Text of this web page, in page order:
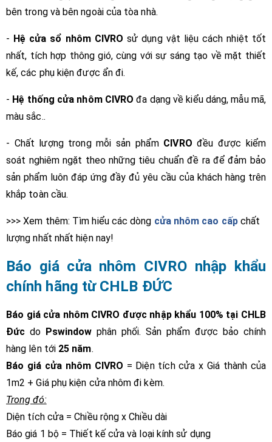
bên trong và bên ngoài của tòa nhà.
- Hệ cửa sổ nhôm CIVRO sử dụng vật liệu cách nhiệt tốt
nhất, tích hợp thông gió, cùng với sự sáng tạo về mặt thiết
kế, các phụ kiện được ẩn đi.
- Hệ thống cửa nhôm CIVRO đa dạng về kiểu dáng, mẫu mã,
màu sắc..
- Chất lượng trong mỗi sản phẩm CIVRO đều được kiểm
soát nghiêm ngặt theo những tiêu chuẩn đề ra để đảm bảo
sản phẩm luôn đáp ứng đầy đủ yêu cầu của khách hàng trên
khắp toàn cầu.
>>> Xem thêm: Tìm hiểu các dòng cửa nhôm cao cấpchất
lượng nhất nhất hiện nay!
Báo giá cửa nhôm CIVRO nhập khẩu
chính hãng từ CHLB ĐỨC
Báo giá cửa nhôm CIVRO được nhập khẩu 100% tại CHLB
Đức do Pswindow phân phối. Sản phẩm được bảo chính
hàng lên tới 25 năm.
Báo giá cửa nhôm CIVRO = Diện tích cửa x Giá thành của
1m2 + Giá phụ kiện cửa nhôm đi kèm.
Trong đó:
Diện tích cửa = Chiều rộng x Chiều dài
Báo giá 1 bộ = Thiết kế cửa và loại kính sử dụng